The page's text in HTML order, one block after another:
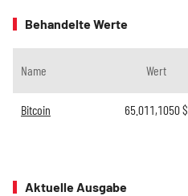
Behandelte Werte
Name Wert
Bitcoin 65.011,1050$
Aktuelle Ausgabe